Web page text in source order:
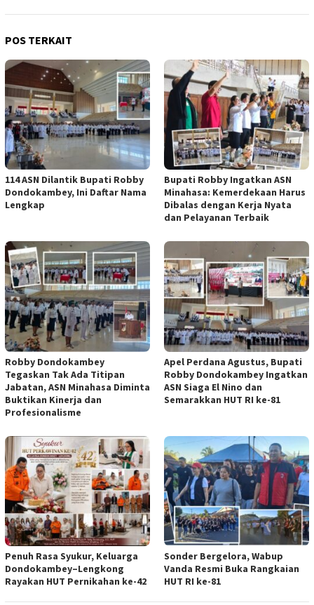
POS TERKAIT
114 ASN Dilantik Bupati Robby
Dondokambey, Ini Daftar Nama
Lengkap
Bupati Robby Ingatkan ASN
Minahasa: Kemerdekaan Harus
Dibalas dengan Kerja Nyata
dan Pelayanan Terbaik
Robby Dondokambey
Tegaskan Tak Ada Titipan
Jabatan, ASN Minahasa Diminta
Buktikan Kinerja dan
Profesionalisme
Apel Perdana Agustus, Bupati
Robby Dondokambey Ingatkan
ASN Siaga El Nino dan
Semarakkan HUT RI ke-81
Penuh Rasa Syukur, Keluarga
Dondokambey–Lengkong
Rayakan HUT Pernikahan ke-42
Sonder Bergelora, Wabup
Vanda Resmi Buka Rangkaian
HUT RI ke-81